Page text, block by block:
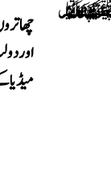
اور
میڈیا